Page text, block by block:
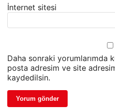
İnternet sitesi
Daha sonraki yorumlarımda
posta adresim ve site
kaydedilsin.